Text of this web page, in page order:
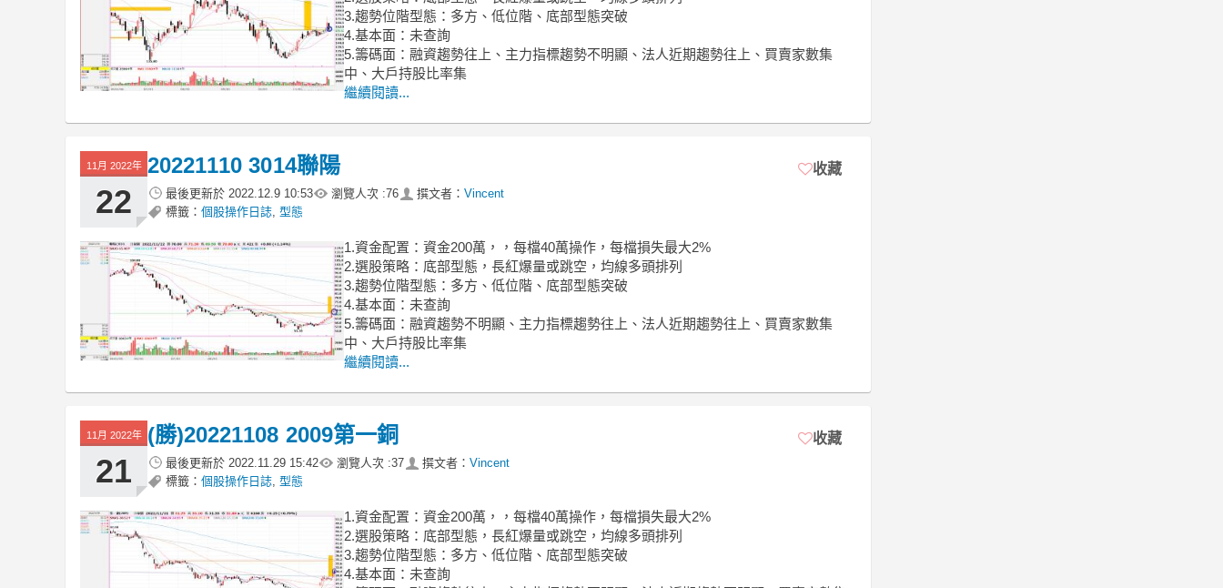
3.趨勢位階型態：多方、低位階、底部型態突破
4.基本面：未查詢
5.籌碼面：融資趨勢往上、主力指標趨勢不明顯、法人近期趨勢往上、買賣家數集
中、大戶持股比率集
繼續閱讀...
11月 2022年
22
20221110 3014聯陽
最後更新於 2022.12.9 10:53 瀏覽人次 :76 撰文者： Vincent
標籤： 個股操作日誌 型態
收藏
1.資金配置：資金200萬，，每檔40萬操作，每檔損失最大2%
2.選股策略：底部型態，長紅爆量或跳空，均線多頭排列
3.趨勢位階型態：多方、低位階、底部型態突破
4.基本面：未查詢
5.籌碼面：融資趨勢不明顯、主力指標趨勢往上、法人近期趨勢往上、買賣家數集
中、大戶持股比率集
繼續閱讀...
11月 2022年
21
(勝)20221108 2009第一銅
最後更新於 2022.11.29 15:42 瀏覽人次 :37 撰文者： Vincent
標籤： 個股操作日誌 型態
收藏
1.資金配置：資金200萬，，每檔40萬操作，每檔損失最大2%
2.選股策略：底部型態，長紅爆量或跳空，均線多頭排列
3.趨勢位階型態：多方、低位階、底部型態突破
4.基本面：未查詢